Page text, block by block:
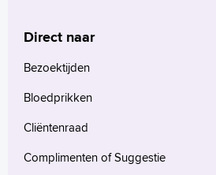
Direct naar
Bezoektijden
Bloedprikken
Cliëntenraad
Complimenten of Suggestie